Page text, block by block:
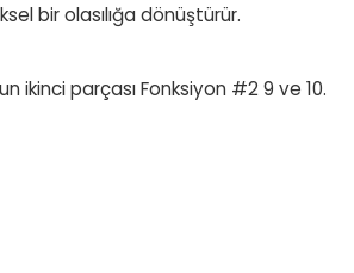
bir olasılığa dönüştürür.
ikinci parçası Fonksiyon #2 9 ve 10.